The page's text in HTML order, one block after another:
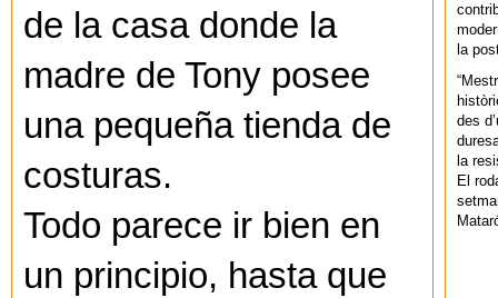
de la casa donde la
madre de Tony posee
una pequeña tienda de
costuras.
Todo parece ir bien en
un principio, hasta que
la
des
la
El